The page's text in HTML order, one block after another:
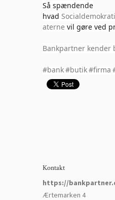
Så spændende
hvad
aterne vil gøre ved
Bankpartner kender
#bank#butik#firma
Kontakt
https://
Ærtemarken 4